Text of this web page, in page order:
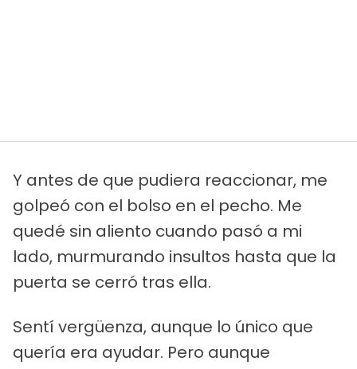
Y antes de que pudiera reaccionar, me
golpeó con el bolso en el pecho. Me
quedé sin aliento cuando pasó a mi
lado, murmurando insultos hasta que la
puerta se cerró tras ella.
Sentí vergüenza, aunque lo único que
quería era ayudar. Pero aunque